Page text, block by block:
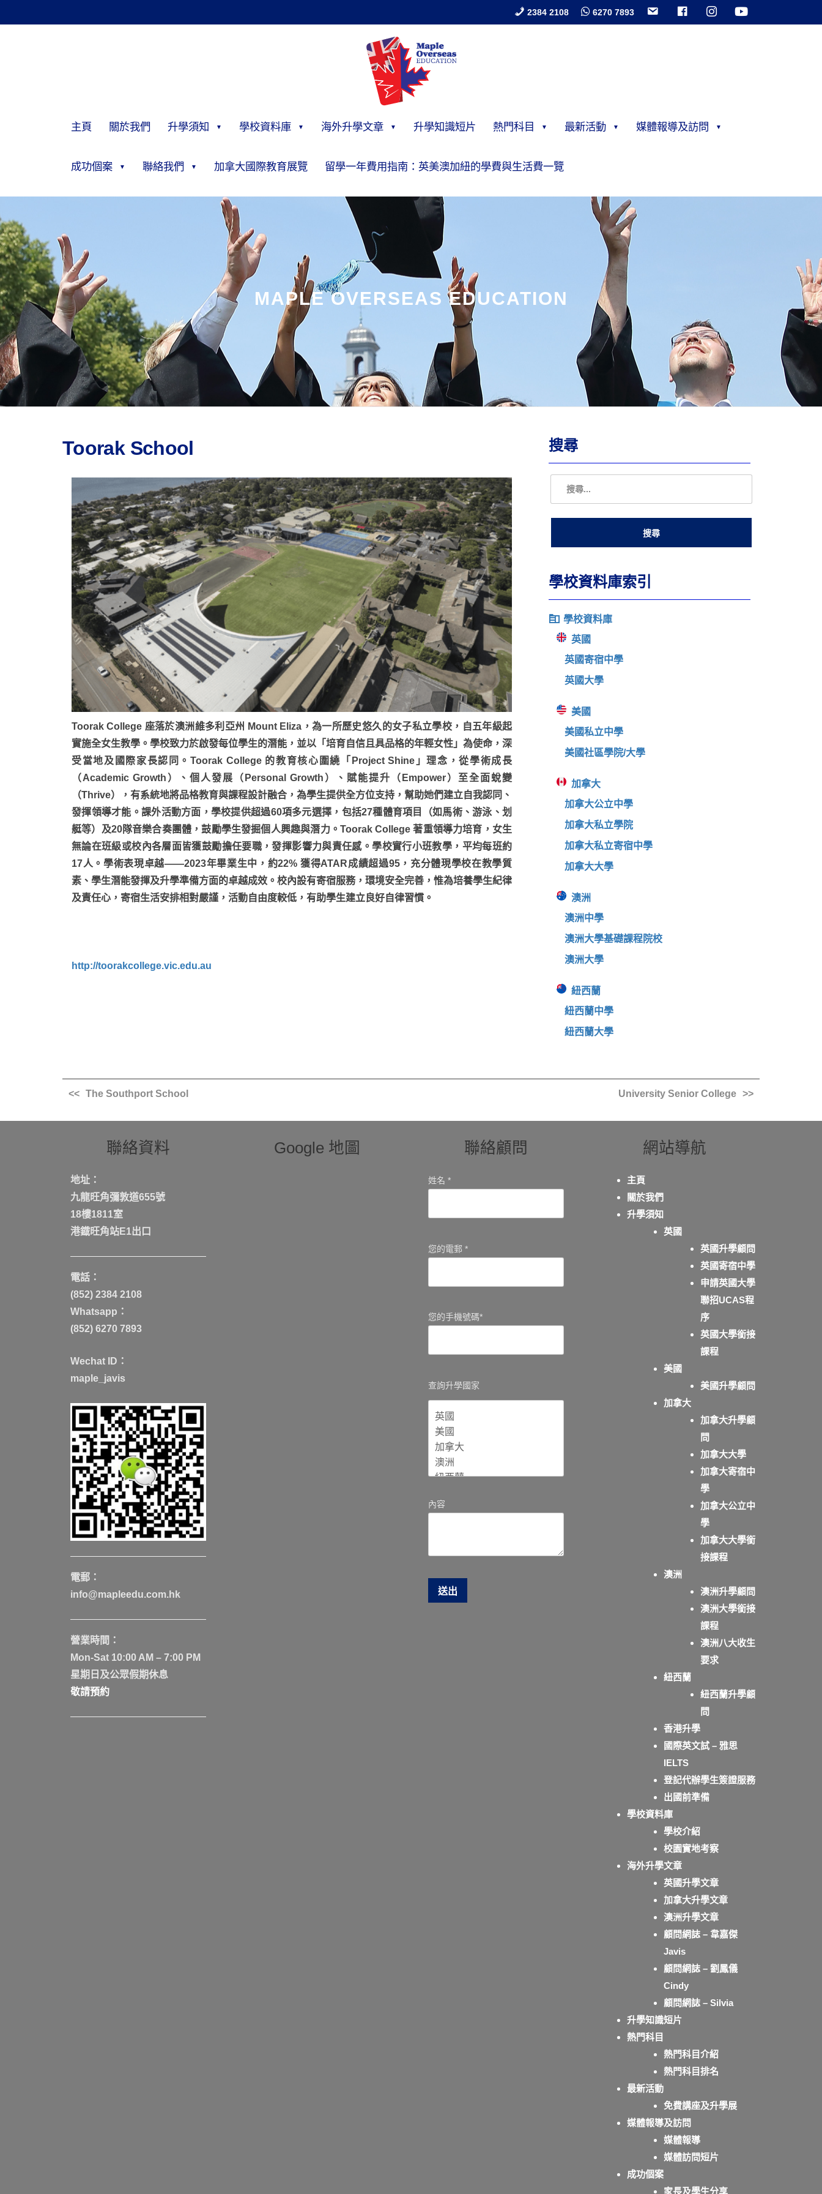
2384 2108 6270 7893
主頁 關於我們 升學須知 學校資料庫 海外升學文章 升學知識短片 熱門科目 最新活動 媒體報導及訪問
成功個案 聯絡我們 加拿大國際教育展覽 留學一年費用指南：英美澳加紐的學費與生活費一覽
MAPLE OVERSEAS EDUCATION
Toorak School
Toorak College 座落於澳洲維多利亞州 Mount Eliza，為一所歷史悠久的女子私立學校，自五年級起
實施全女生教學。學校致力於啟發每位學生的潛能，並以「培育自信且具品格的年輕女性」為使命，深
受當地及國際家長認同。Toorak College 的教育核心圍繞「Project Shine」理念，從學術成長
（Academic Growth）、個人發展（Personal Growth）、賦能提升（Empower）至全面蛻變
（Thrive），有系統地將品格教育與課程設計融合，為學生提供全方位支持，幫助她們建立自我認同、
發揮領導才能。課外活動方面，學校提供超過60項多元選擇，包括27種體育項目（如馬術、游泳、划
艇等）及20隊音樂合奏團體，鼓勵學生發掘個人興趣與潛力。Toorak College 著重領導力培育，女生
無論在班級或校內各層面皆獲鼓勵擔任要職，發揮影響力與責任感。學校實行小班教學，平均每班約
17人。學術表現卓越——2023年畢業生中，約22% 獲得ATAR成績超過95，充分體現學校在教學質
素、學生潛能發揮及升學準備方面的卓越成效。校內設有寄宿服務，環境安全完善，惟為培養學生紀律
及責任心，寄宿生活安排相對嚴謹，活動自由度較低，有助學生建立良好自律習慣。
http://toorakcollege.vic.edu.au
搜尋
學校資料庫索引
學校資料庫
英國
英國寄宿中學
英國大學
美國
美國私立中學
美國社區學院/大學
加拿大
加拿大公立中學
加拿大私立學院
加拿大私立寄宿中學
加拿大大學
澳洲
澳洲中學
澳洲大學基礎課程院校
澳洲大學
紐西蘭
紐西蘭中學
紐西蘭大學
The Southport School University Senior College
聯絡資料
地址：
九龍旺角彌敦道655號
18樓1811室
港鐡旺角站E1出口
電話：
(852) 2384 2108
Whatsapp：
(852) 6270 7893
Wechat ID：
maple_javis
電郵：
info@mapleedu.com.hk
營業時間：
Mon-Sat 10:00 AM – 7:00 PM
星期日及公眾假期休息
敬請預約
Google 地圖 聯絡顧問
姓名 *
您的電郵 *
您的手機號碼*
查詢升學國家
內容
網站導航
主頁
關於我們
升學須知
英國
英國升學顧問
英國寄宿中學
申請英國大學
聯招UCAS程
序
英國大學銜接
課程
美國
美國升學顧問
加拿大
加拿大升學顧
問
加拿大大學
加拿大寄宿中
學
加拿大公立中
學
加拿大大學銜
接課程
澳洲
澳洲升學顧問
澳洲大學銜接
課程
澳洲八大收生
要求
紐西蘭
紐西蘭升學顧
問
香港升學
國際英文試 – 雅思
IELTS
登記代辦學生簽證服務
出國前準備
學校資料庫
學校介紹
校園實地考察
海外升學文章
英國升學文章
加拿大升學文章
澳洲升學文章
顧問網誌 – 韋嘉傑
Javis
顧問網誌 – 劉鳳儀
Cindy
顧問網誌 – Silvia
升學知識短片
熱門科目
熱門科目介紹
熱門科目排名
最新活動
免費講座及升學展
媒體報導及訪問
媒體報導
媒體訪問短片
成功個案
家長及學生分享